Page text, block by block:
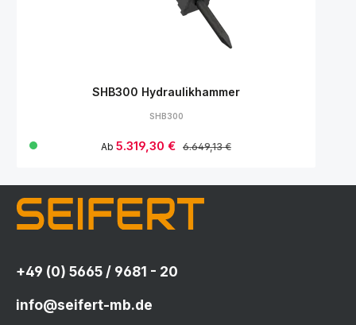
SHB300 Hydraulikhammer
SHB300
Verkaufspreis:
Ab 5.319,30 € Regulärer Preis:
6.649,13 €
+49 (0) 5665 / 9681 - 20
info@seifert-mb.de